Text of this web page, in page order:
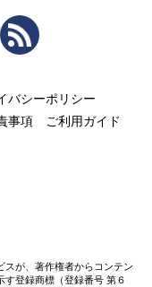
バシーポリシー
事項
ご利用ガイド
スが、著作権者からコンテン
登録商標（登録番号 第６